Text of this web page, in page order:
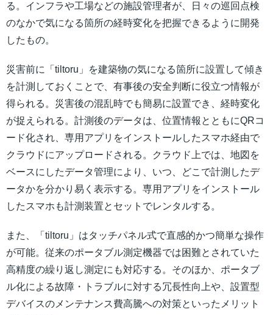
る。インフラや工場などの施設管理者が、日々の巡回点検
のなかで気になる箇所の経時変化を把握できるように開発
したもの。
災害前に「tiltoru」を建築物の気になる箇所に設置して傾き
を計測しておくことで、有事後の安全判断に役立つ情報が
得られる。災害後の混乱時でも簡易に設置でき、経時変化
が捉えられる。計測後のデータは、位置情報とともにQRコ
ード化され、専用アプリをインストールしたスマホ経由で
クラウドにアップロードされる。クラウド上では、地図を
ベースにしたデータ管理により、いつ、どこで計測したデ
ータかを分かり易く表示する。専用アプリをインストール
したスマホも計測装置とセットでレンタルする。
また、「tiltoru」はタッチパネル式で直感的かつ簡単な操作
が可能。従来のポータブル測定機器では困難とされていた
高精度の繰り返し測定にも対応する。そのほか、ポータブ
ル化による故障・トラブルに対する冗長性向上や、設置型
デバイスのメンテナンス費高騰への対策といったメリット